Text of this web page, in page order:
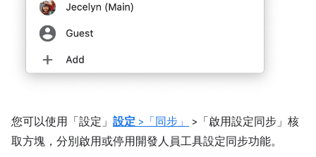
您可以使用「設定」 設定 >「同步」
>「啟用設定同步」核
取方塊 ，分別啟用或停用開發人員工具設定同步功能。